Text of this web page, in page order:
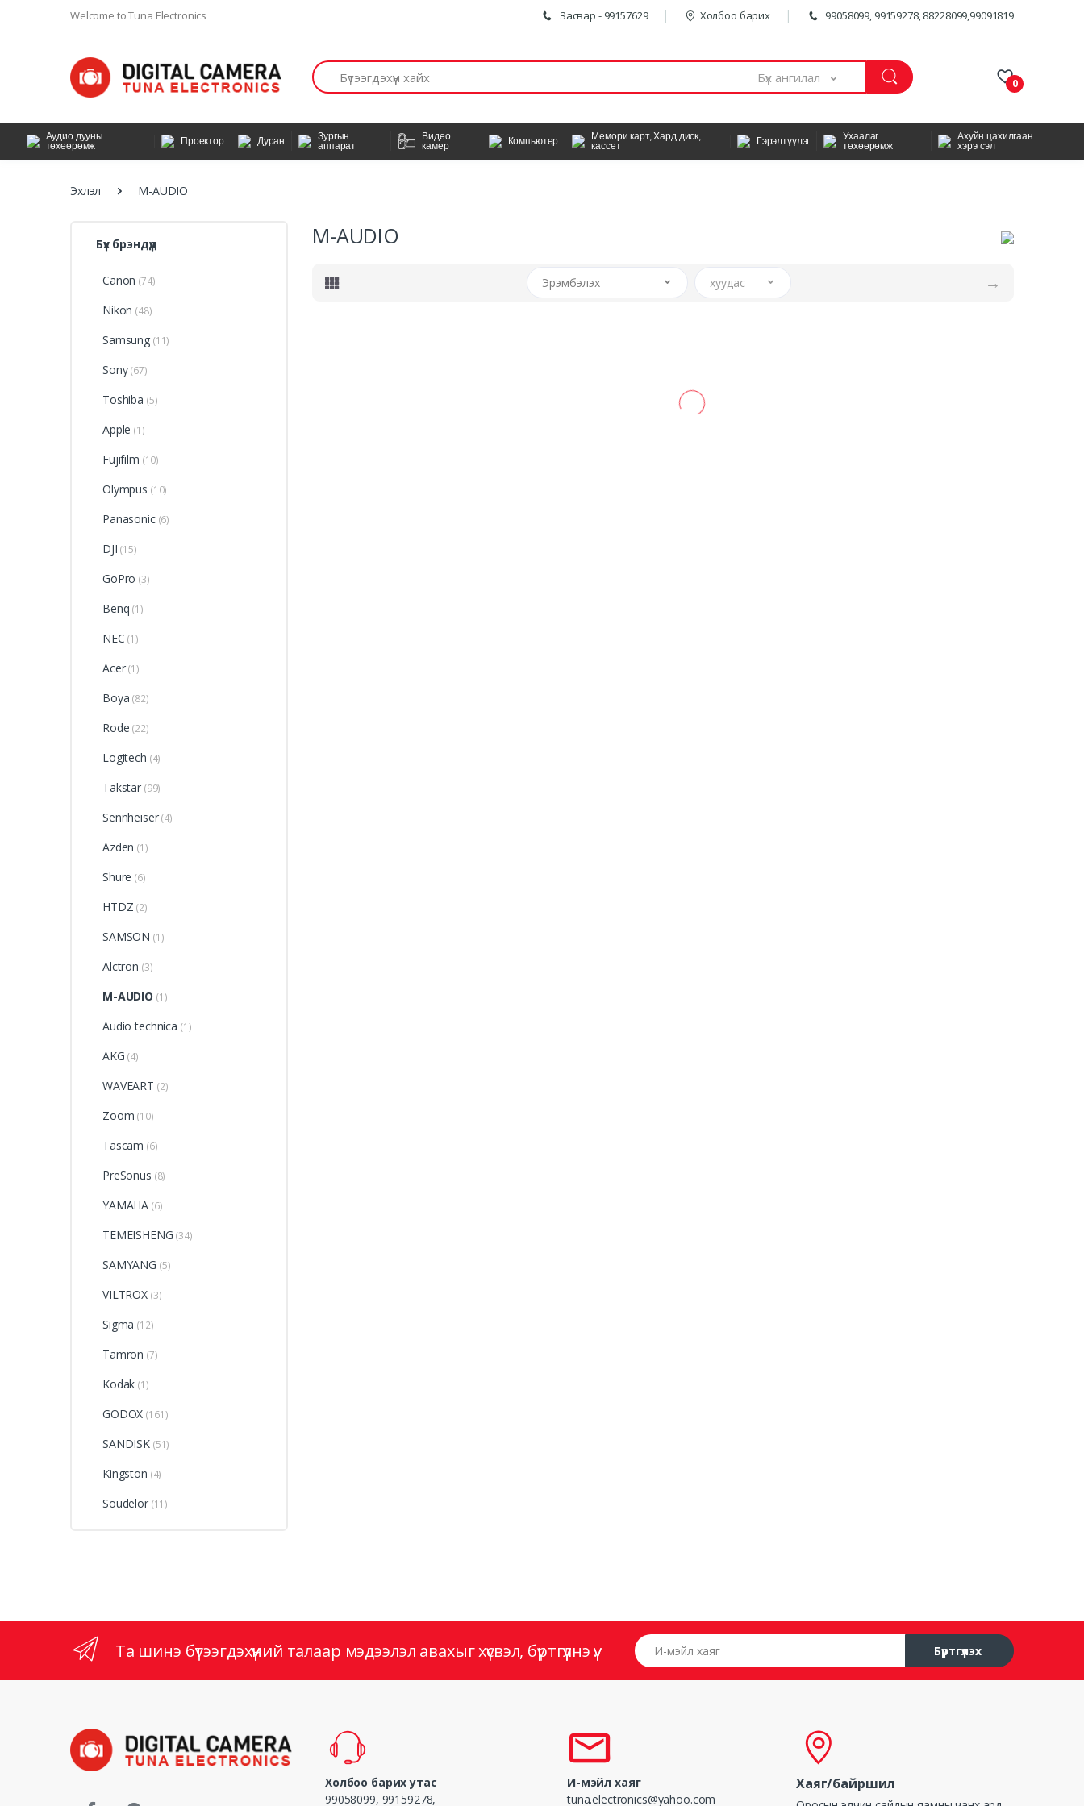
Welcome to Tuna Electronics Засвар - 99157629 Холбоо барих 99058099, 99159278, 88228099,99091819
Хайлт
Бүх ангилал 0
Аудио дууны
төхөөрөмж
Проектор Дуран
Зургын
аппарат
Видео
камер
Компьютер
Мемори карт, Хард диск,
кассет
Гэрэлтүүлэг
Ухаалаг
төхөөрөмж
Ахуйн цахилгаан
хэрэгсэл
Эхлэл M-AUDIO
Бүх брэндүүд
Canon (74)
Nikon (48)
Samsung (11)
Sony(67)
Toshiba (5)
Apple (1)
Fujifilm (10)
Olympus (10)
Panasonic(6)
DJI (15)
GoPro (3)
Benq (1)
NEC (1)
Acer(1)
Boya (82)
Rode (22)
Logitech (4)
Takstar (99)
Sennheiser(4)
Azden (1)
Shure (6)
HTDZ (2)
SAMSON (1)
Alctron (3)
M-AUDIO (1)
Audio technica (1)
AKG (4)
WAVEART (2)
Zoom (10)
Tascam (6)
PreSonus (8)
YAMAHA (6)
TEMEISHENG (34)
SAMYANG (5)
VILTROX (3)
Sigma (12)
Tamron (7)
Kodak (1)
GODOX (161)
SANDISK (51)
Kingston (4)
Soudelor(11)
M-AUDIO
Эрэмбэлэх хуудас →
Та шинэ бүтээгдэхүүний талаар мэдээлэл авахыг хүсвэл, бүртгүүлнэ үү. И-мэйл хаяг
Бүртгүүлэх
Холбоо барих утас
99058099, 99159278,
И-мэйл хаяг
tuna.electronics@yahoo.com
Хаяг/байршил